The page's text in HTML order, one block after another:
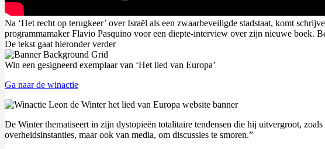
Na ‘Het recht op terugkeer’ over Israël als een zwaarbeveiligde stadstaat, komt
programmamaker Flavio Pasquino voor een diepte-interview over zijn nieuwe boek.
De tekst gaat hieronder verder
Win een gesigneerd exemplaar van ‘Het lied van Europa’
Ga naar de winactie
De Winter thematiseert in zijn dystopieën totalitaire tendensen die hij uitvergroot,
overheidsinstanties, maar ook van media, om discussies te smoren.”